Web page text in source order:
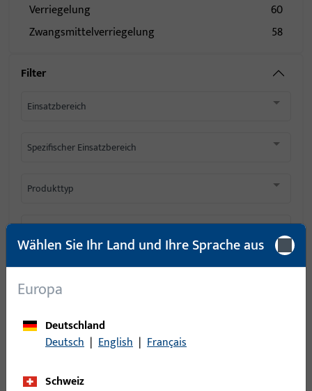
Verriegelung
60
Zwangsmittelverriegelung
58
Filter
Einsatzbereich
Spezifischer Einsatzbereich
Produkttyp
Einsatzsystem
Filter fürMassivriegel
Wählen Sie Ihr Land und Ihre Sprache aus
Europa
Deutschland
Deutsch | English | Français
Schweiz